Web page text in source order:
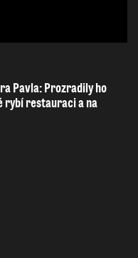
Pavla: Prozradily ho
rybí restauraci a na